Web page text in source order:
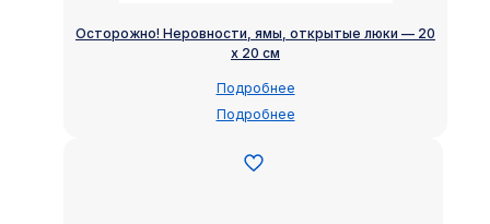
Осторожно! Неровности, ямы, открытые люки — 20
х 20 см
Подробнее
Подробнее